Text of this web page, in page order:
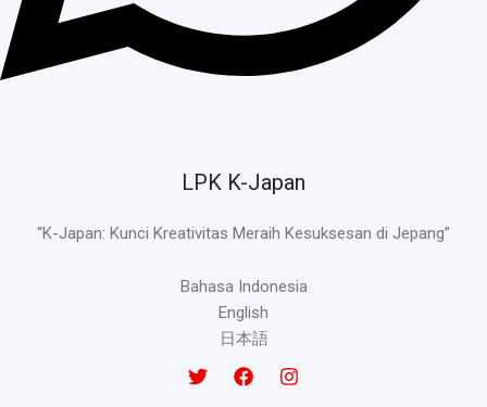
LPK K-Japan
“K-Japan: Kunci Kreativitas Meraih Kesuksesan di Jepang”
Bahasa Indonesia
English
日本語